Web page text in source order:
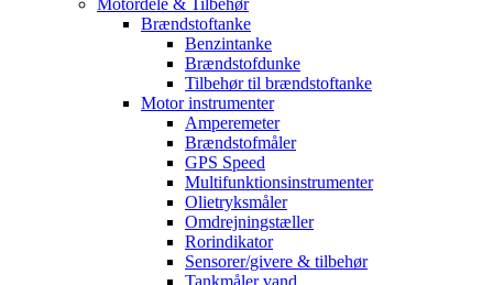
Motordele & Tilbehør
Brændstoftanke
Benzintanke
Brændstofdunke
Tilbehør til brændstoftanke
Motor instrumenter
Amperemeter
Brændstofmåler
GPS Speed
Multifunktionsinstrumenter
Olietryksmåler
Omdrejningstæller
Rorindikator
Sensorer/givere & tilbehør